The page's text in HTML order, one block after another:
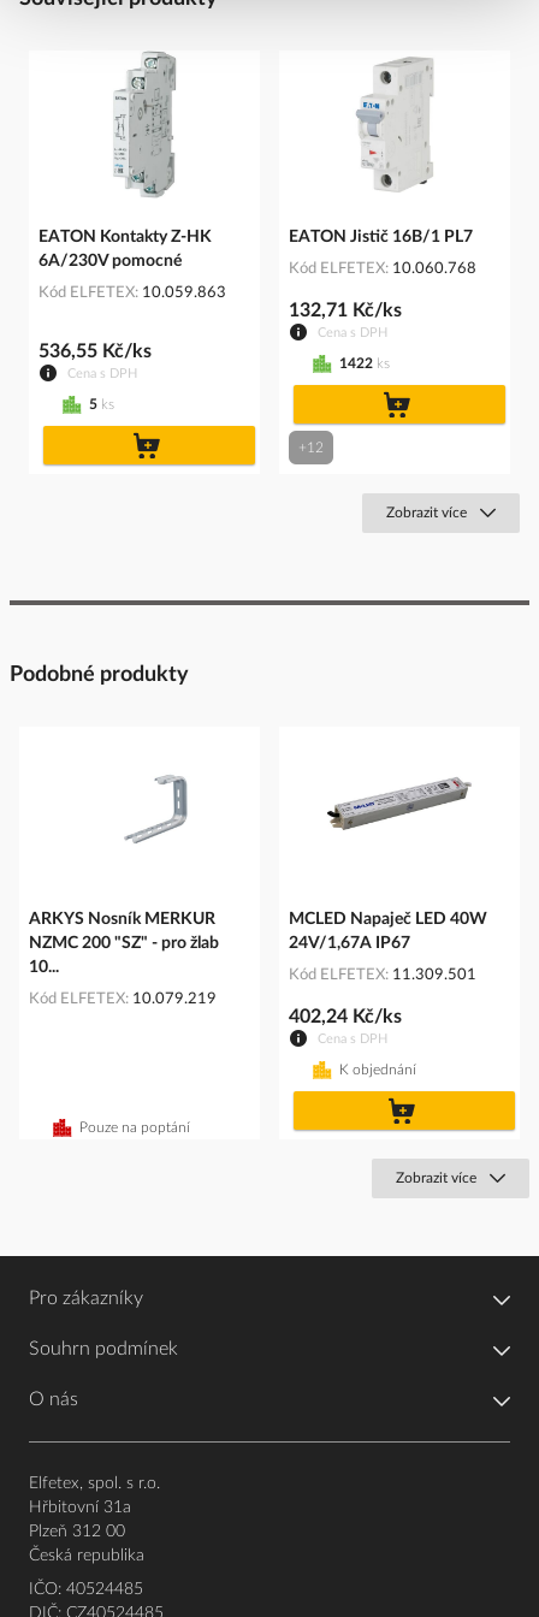
EATON Kontakty Z-HK
6A/230V pomocné
Kód ELFETEX 10.059.863
Cena s DPH
536,55 Kč/ks
5 ks
EATON Jistič 16B/1 PL7
Kód ELFETEX 10.060.768
Cena s DPH
132,71 Kč/ks
1422 ks
+12
Zobrazit více
Podobné produkty
ARKYS Nosník MERKUR
NZMC 200 "SZ" - pro žlab
10...
Kód ELFETEX 10.079.219
Pouze na poptání
MCLED Napaječ LED 40W
24V/1,67A IP67
Kód ELFETEX 11.309.501
Cena s DPH
402,24 Kč/ks
K objednání
Zobrazit více
Pro zákazníky
Souhrn podmínek
O nás
Elfetex, spol. s r.o.
Hřbitovní 31a
Plzeň 312 00
Česká republika
IČO: 40524485